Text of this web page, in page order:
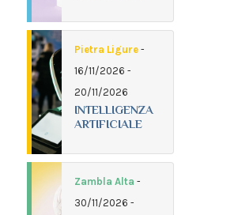
Pietra Ligure -
16/11/2026 -
20/11/2026
INTELLIGENZA
ARTIFICIALE
Zambla Alta -
30/11/2026 -